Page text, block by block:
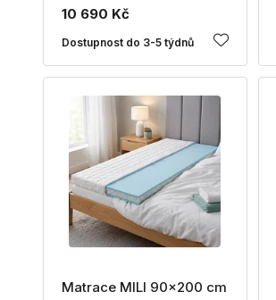
10 690 Kč
Dostupnost do 3-5 týdnů
Matrace MILI 90x200 cm